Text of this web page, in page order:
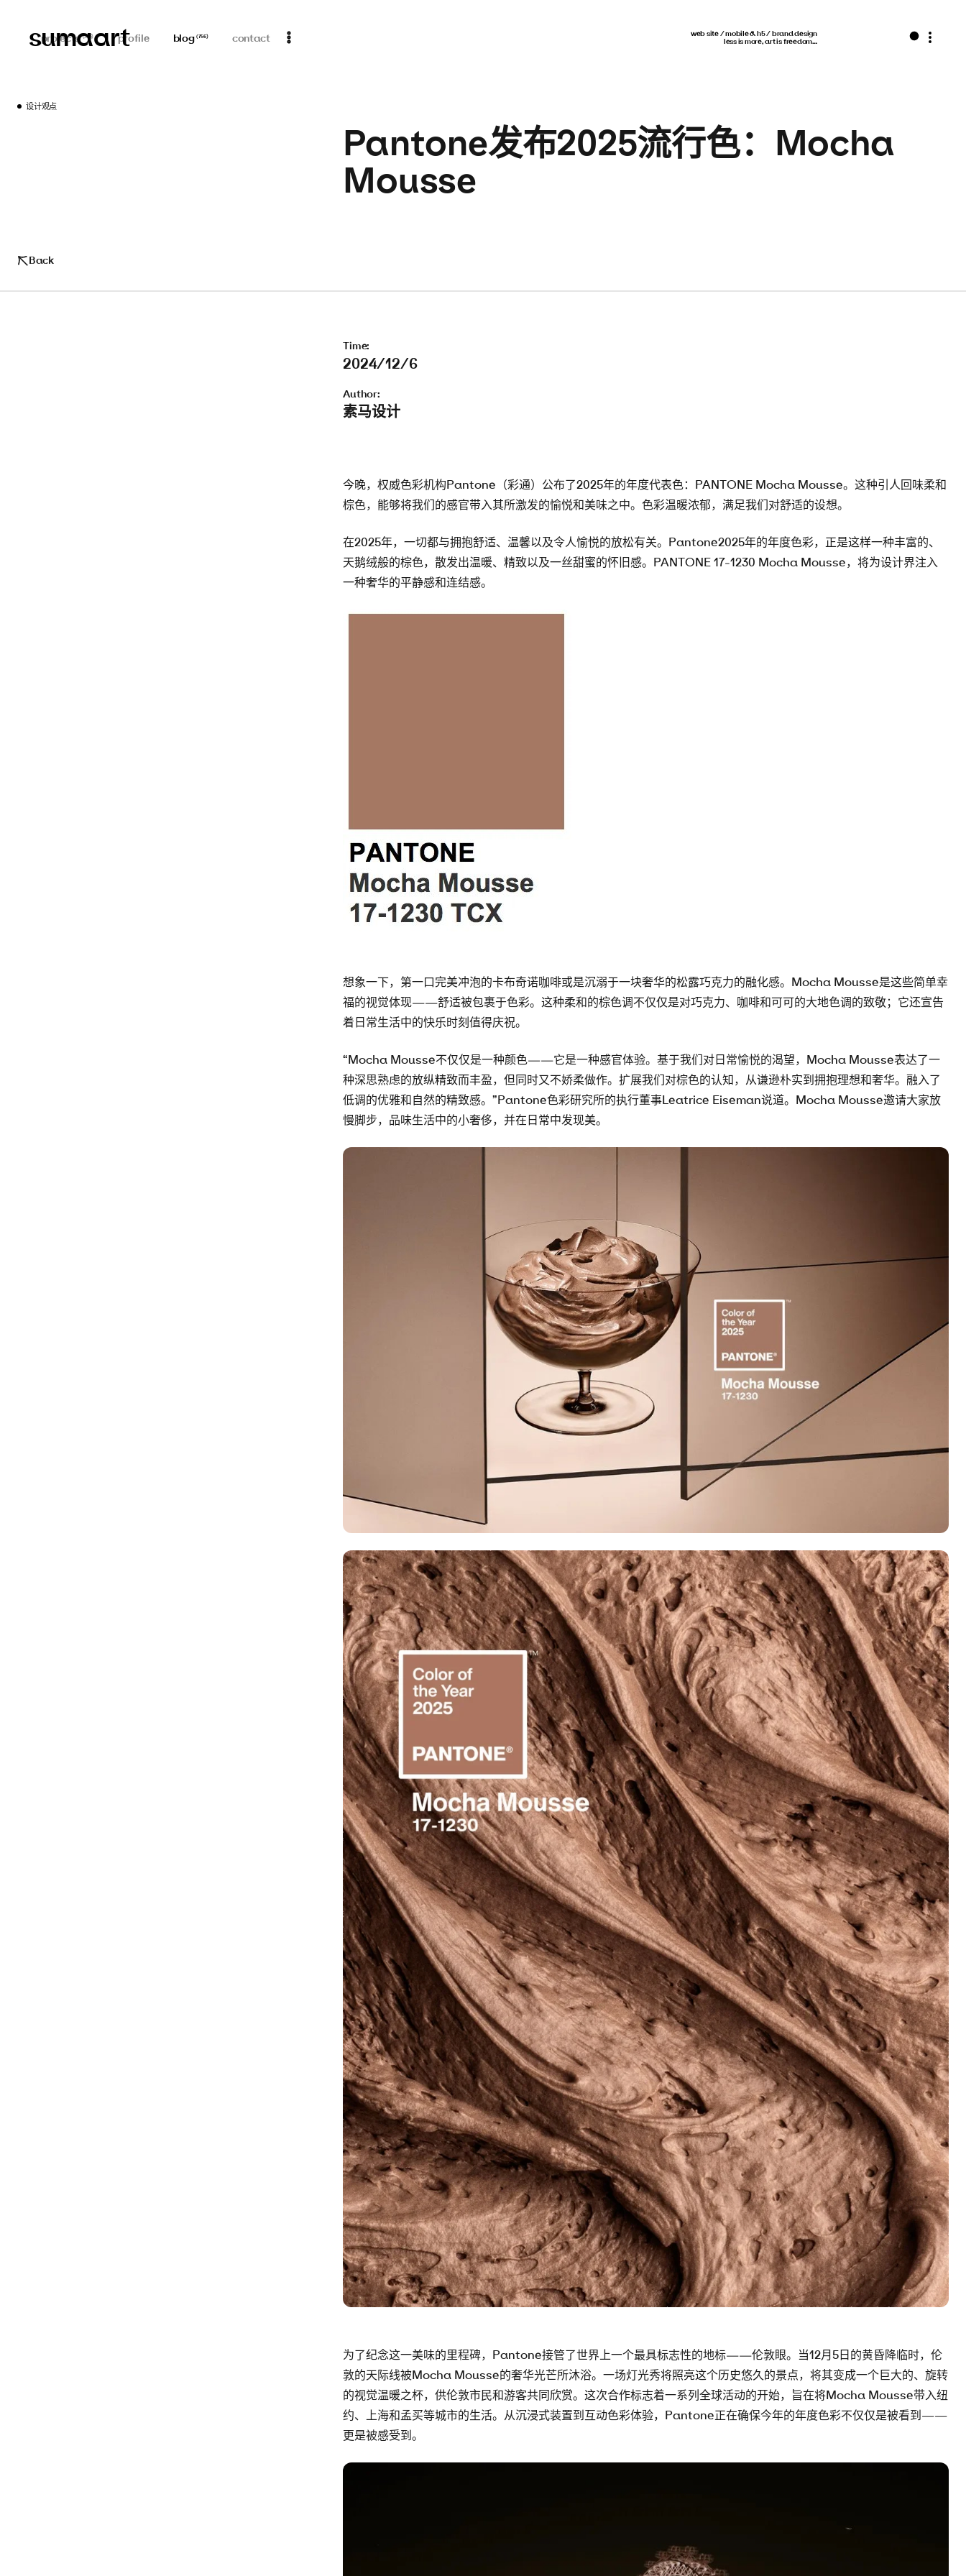
sumaart
projects (313) profile blog (756) contact
web site / mobile & h5 / brand design
less is more, art is freedom…
设计观点
Back
Pantone发布2025流行色：Mocha
Mousse
Time:
2024/12/6
Author:
素马设计
今晚，权威色彩机构Pantone（彩通）公布了2025年的年度代表色：PANTONE Mocha Mousse。这种引人回味柔和
棕色，能够将我们的感官带入其所激发的愉悦和美味之中。色彩温暖浓郁，满足我们对舒适的设想。
在2025年，一切都与拥抱舒适、温馨以及令人愉悦的放松有关。Pantone2025年的年度色彩，正是这样一种丰富的、
天鹅绒般的棕色，散发出温暖、精致以及一丝甜蜜的怀旧感。PANTONE 17-1230 Mocha Mousse，将为设计界注入
一种奢华的平静感和连结感。
想象一下，第一口完美冲泡的卡布奇诺咖啡或是沉溺于一块奢华的松露巧克力的融化感。Mocha Mousse是这些简单幸
福的视觉体现——舒适被包裹于色彩。这种柔和的棕色调不仅仅是对巧克力、咖啡和可可的大地色调的致敬；它还宣告
着日常生活中的快乐时刻值得庆祝。
“Mocha Mousse不仅仅是一种颜色——它是一种感官体验。基于我们对日常愉悦的渴望，Mocha Mousse表达了一
种深思熟虑的放纵精致而丰盈，但同时又不娇柔做作。扩展我们对棕色的认知，从谦逊朴实到拥抱理想和奢华。融入了
低调的优雅和自然的精致感。”Pantone色彩研究所的执行董事Leatrice Eiseman说道。Mocha Mousse邀请大家放
慢脚步，品味生活中的小奢侈，并在日常中发现美。
为了纪念这一美味的里程碑，Pantone接管了世界上一个最具标志性的地标——伦敦眼。当12月5日的黄昏降临时，伦
敦的天际线被Mocha Mousse的奢华光芒所沐浴。一场灯光秀将照亮这个历史悠久的景点，将其变成一个巨大的、旋转
的视觉温暖之杯，供伦敦市民和游客共同欣赏。这次合作标志着一系列全球活动的开始，旨在将Mocha Mousse带入纽
约、上海和孟买等城市的生活。从沉浸式装置到互动色彩体验，Pantone正在确保今年的年度色彩不仅仅是被看到——
更是被感受到。